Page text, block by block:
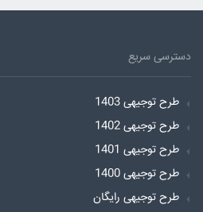
دسترسی سریع
طرح توجیهی 1403
طرح توجیهی 1402
طرح توجیهی 1401
طرح توجیهی 1400
طرح توجیهی رایگان